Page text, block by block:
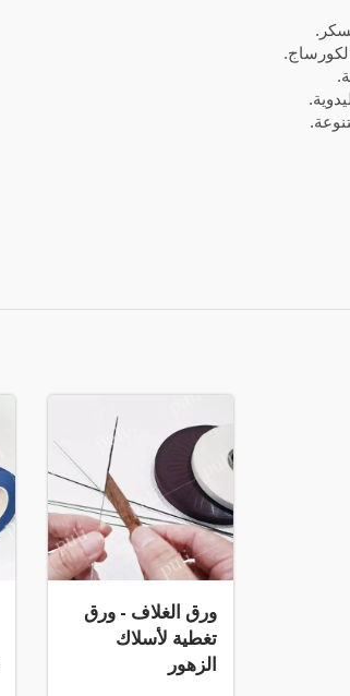
ورق الغلاف - ورق
تغطية لأسلاك
الزهور